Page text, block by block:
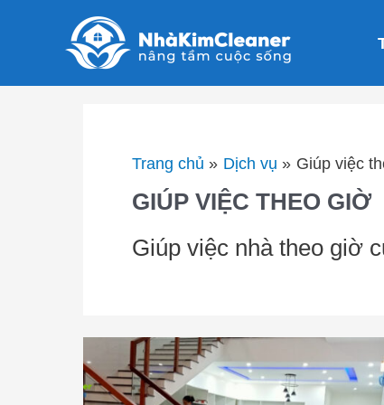
dung
Trang chủ Dịch vụ Giúp việc
GIÚP VIỆC THEO GIỜ
Giúp việc nhà theo giờ
vụ